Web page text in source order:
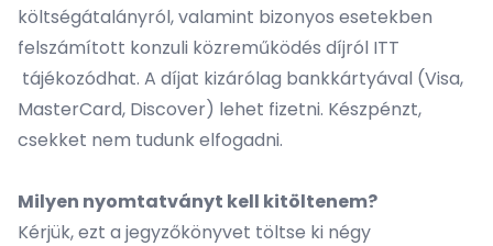
költségátalányról, valamint bizonyos esetekben
felszámított konzuli közreműködés díjról ITT
tájékozódhat. A díjat kizárólag bankkártyával (Visa,
MasterCard, Discover) lehet fizetni. Készpénzt,
csekket nem tudunk elfogadni.
Milyen nyomtatványt kell kitöltenem?
Kérjük,ezt a jegyzőkönyvet töltse ki négy